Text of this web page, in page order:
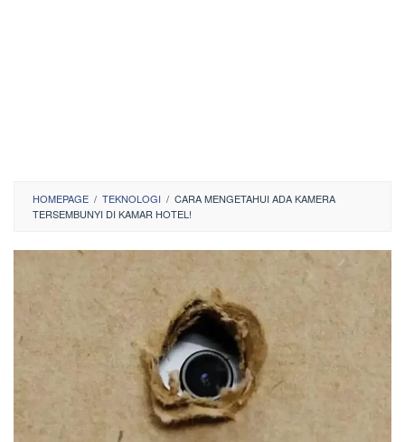
HOMEPAGE / TEKNOLOGI / CARA MENGETAHUI ADA KAMERA
TERSEMBUNYI DI KAMAR HOTEL!